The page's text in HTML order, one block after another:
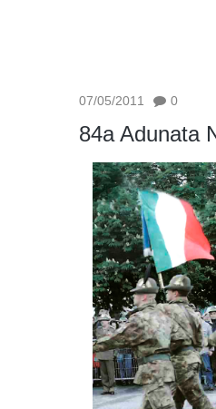
07/05/2011 0
84a Adunata